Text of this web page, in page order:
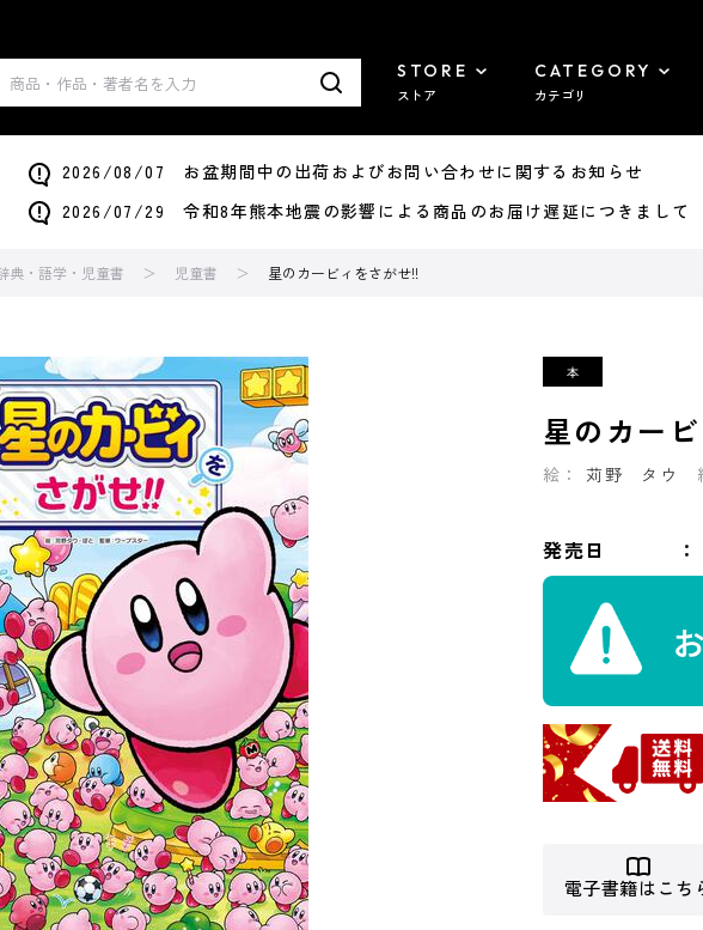
STORE
ストア
CATEGORY
カテゴリ
2026/08/07 お盆期間中の出荷およびお問い合わせに関するお知らせ
2026/07/29 令和8年熊本地震の影響による商品のお届け遅延につきまして
典・語学・児童書 児童書 星のカービィをさがせ!!
星のカー
絵： 苅野 タウ
発売日
電子書籍はこち